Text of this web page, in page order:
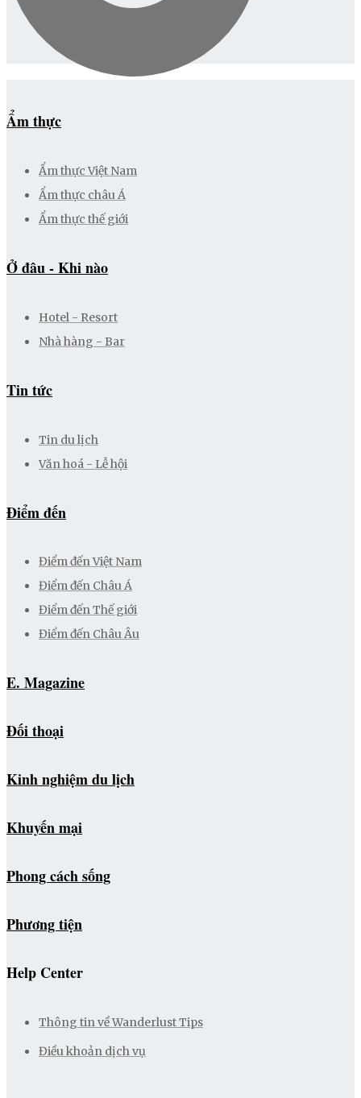
Ẩm thực
Ẩm thực Việt Nam
Ẩm thực châu Á
Ẩm thực thế giới
Ở đâu - Khi nào
Hotel - Resort
Nhà hàng - Bar
Tin tức
Tin du lịch
Văn hoá - Lễ hội
Điểm đến
Điểm đến Việt Nam
Điểm đến Châu Á
Điểm đến Thế giới
Điểm đến Châu Âu
E. Magazine
Đối thoại
Kinh nghiệm du lịch
Khuyến mại
Phong cách sống
Phương tiện
Help Center
Thông tin về Wanderlust Tips
Điều khoản dịch vụ